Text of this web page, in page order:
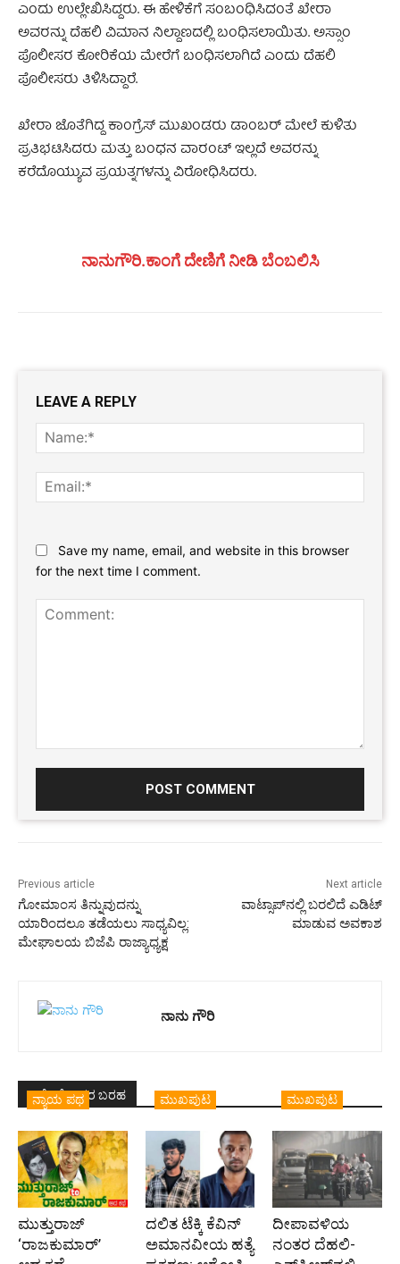
ಎಂದು ಉಲ್ಲೇಖಿಸಿದ್ದರು. ಈ ಹೇಳಿಕೆಗೆ ಸಂಬಂಧಿಸಿದಂತೆ ಖೇರಾ
ಅವರನ್ನು ದೆಹಲಿ ವಿಮಾನ ನಿಲ್ದಾಣದಲ್ಲಿ ಬಂಧಿಸಲಾಯಿತು. ಅಸ್ಸಾಂ
ಪೊಲೀಸರ ಕೋರಿಕೆಯ ಮೇರೆಗೆ ಬಂಧಿಸಲಾಗಿದೆ ಎಂದು ದೆಹಲಿ
ಪೊಲೀಸರು ತಿಳಿಸಿದ್ದಾರೆ.
ಖೇರಾ ಜೊತೆಗಿದ್ದ ಕಾಂಗ್ರೆಸ್ ಮುಖಂಡರು ಡಾಂಬರ್ ಮೇಲೆ ಕುಳಿತು
ಪ್ರತಿಭಟಿಸಿದರು ಮತ್ತು ಬಂಧನ ವಾರಂಟ್ ಇಲ್ಲದೆ ಅವರನ್ನು
ಕರೆದೊಯ್ಯುವ ಪ್ರಯತ್ನಗಳನ್ನು ವಿರೋಧಿಸಿದರು.
ನಾನುಗೌರಿ.ಕಾಂಗೆ ದೇಣಿಗೆ ನೀಡಿ ಬೆಂಬಲಿಸಿ
LEAVE A REPLY
Save my name, email, and website in this browser
for the next time I comment.
Previous article
ಗೋಮಾಂಸ ತಿನ್ನುವುದನ್ನು
ಯಾರಿಂದಲೂ ತಡೆಯಲು ಸಾಧ್ಯವಿಲ್ಲ:
ಮೇಘಾಲಯ ಬಿಜೆಪಿ ರಾಜ್ಯಾಧ್ಯಕ್ಷ
Next article
ವಾಟ್ಸಾಪ್‌ನಲ್ಲಿ ಬರಲಿದೆ ಎಡಿಟ್
ಮಾಡುವ ಅವಕಾಶ
ನಾನು ಗೌರಿ
ಇದೇ ಲೇಖಕರ ಬರಹ
ನ್ಯಾಯ ಪಥ
ಮುತ್ತುರಾಜ್
‘ರಾಜಕುಮಾರ್‍’
ಮುಖಪುಟ
ದಲಿತ ಟೆಕ್ಕಿ ಕೆವಿನ್
ಅಮಾನವೀಯ ಹತ್ಯೆ
ಮುಖಪುಟ
ದೀಪಾವಳಿಯ
ನಂತರ ದೆಹಲಿ-